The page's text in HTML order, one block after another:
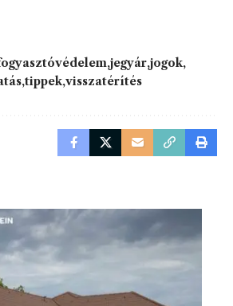
jegyár jogok
tippek visszatérítés